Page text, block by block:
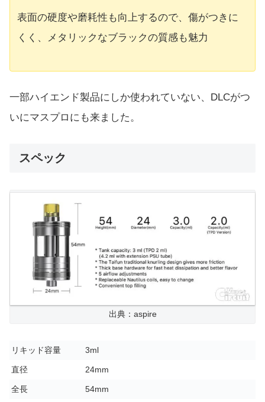
表面の硬度や磨耗性も向上するので、傷がつきに
くく、メタリックなブラックの質感も魅力
一部ハイエンド製品にしか使われていない、DLCがつ
いにマスプロにも来ました。
スペック
出典：aspire
リキッド容量 3ml
直径 24mm
全長 54mm